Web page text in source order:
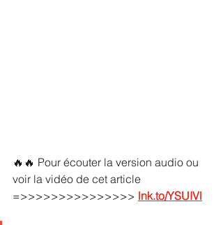
🔥🔥 Pour écouter la version audio ou
voir la vidéo de cet article
=>>>>>>>>>>>>>>> lnk.to/YSUIVl